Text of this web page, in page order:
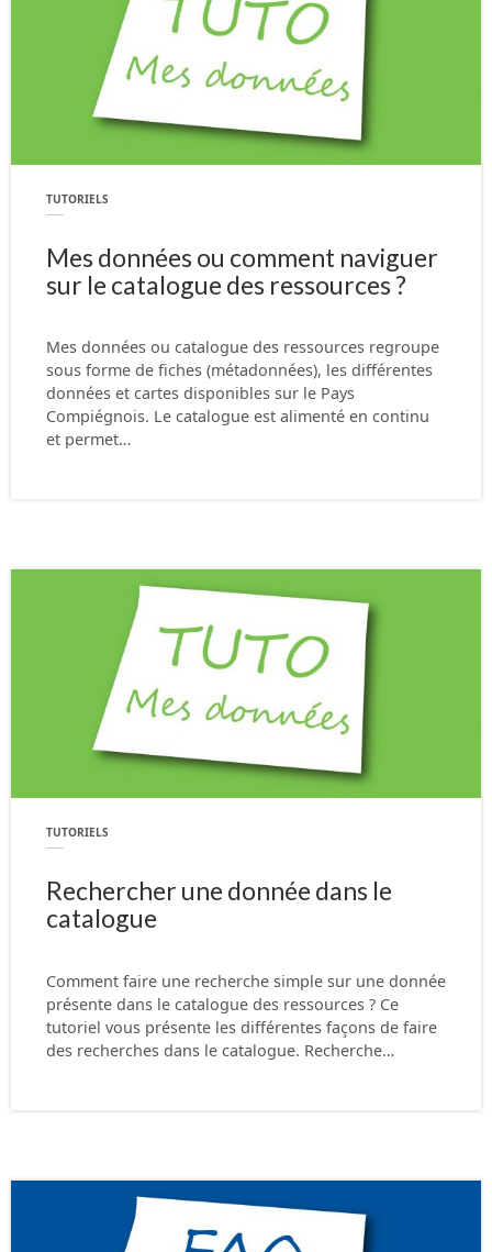
TUTORIELS
Mes données ou comment naviguer
sur le catalogue des ressources ?
Mes données ou catalogue des ressources regroupe
sous forme de fiches (métadonnées), les différentes
données et cartes disponibles sur le Pays
Compiégnois. Le catalogue est alimenté en continu
et permet…
TUTORIELS
Rechercher une donnée dans le
catalogue
Comment faire une recherche simple sur une donnée
présente dans le catalogue des ressources ? Ce
tutoriel vous présente les différentes façons de faire
des recherches dans le catalogue. Recherche…